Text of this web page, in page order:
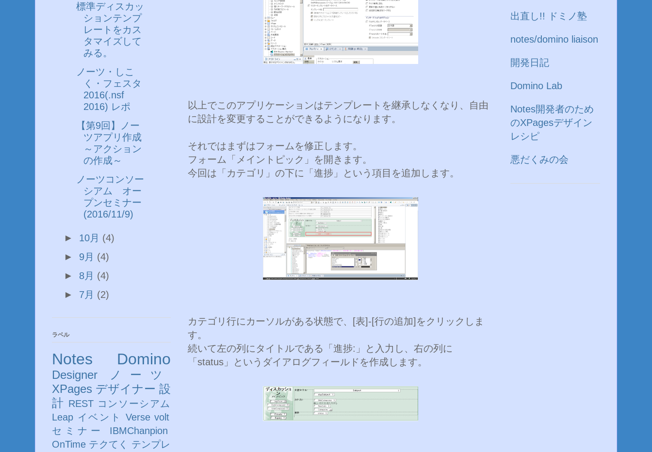
以上でこのアプリケーションはテンプレートを継承しなくなり、自由
に設計を変更することができるようになります。
それではまずはフォームを修正します。
フォーム「メイントピック」を開きます。
今回は「カテゴリ」の下に「進捗」という項目を追加します。
カテゴリ行にカーソルがある状態で、[表]-[行の追加]をクリックしま
す。
続いて左の列にタイトルである「進捗:」と入力し、右の列に
「status」というダイアログフィールドを作成します。
標準ディスカッ
ションテンプ
レートをカス
タマイズして
みる。
ノーツ・しこ
く・フェスタ
2016(.nsf
2016) レポ
【第9回】ノー
ツアプリ作成
～アクション
の作成～
ノーツコンソー
シアム オー
プンセミナー
(2016/11/9)
► 10月 (4)
► 9月 (4)
► 8月 (4)
► 7月 (2)
ラベル
Notes Domino
Designer
ノーツ
XPages デザイナー 設
計 REST コンソーシアム
Leap イベント Verse volt
セミナー
IBMChanpion
OnTime テクてく
テンプレ
出直し!! ドミノ塾
notes/domino liaison
開発日記
Domino Lab
Notes開発者のため
のXPagesデザイン
レシピ
悪だくみの会